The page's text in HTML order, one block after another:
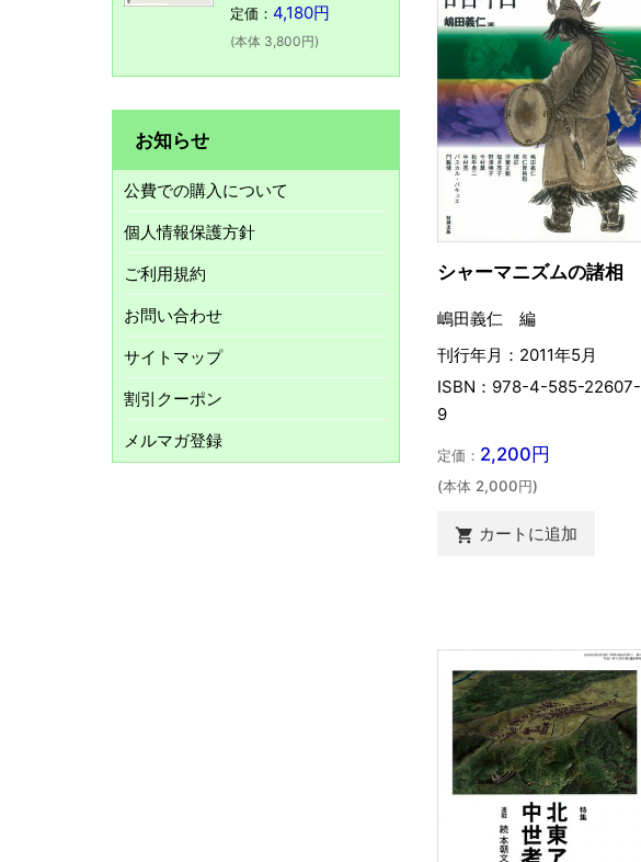
シャーマニズムの諸相
嶋田義仁 編
刊行年月：2011年5月
ISBN：978-4-585-22607-
9
定価： 2,200円
(本体 2,000円)
 カートに追加
定価： 4,180円
(本体 3,800円)
お知らせ
公費での購入について
個人情報保護方針
ご利用規約
お問い合わせ
サイトマップ
割引クーポン
メルマガ登録